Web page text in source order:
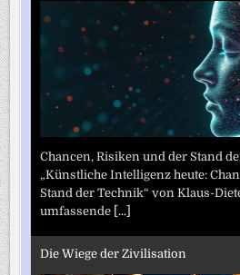
Chancen, Risiken und der Stand
„Künstliche Intelligenz heute:
Stand der Technik“ von Klaus-
umfassende [...]
Die Wiege der Zivilisation